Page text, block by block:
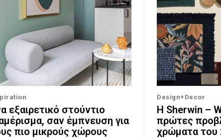
εξαιρετικό στούντιο
σαν έμπνευση για
πιο μικρούς χώρους
Design+Decor
Η Sherwin –
πρώτες
χρώματα του